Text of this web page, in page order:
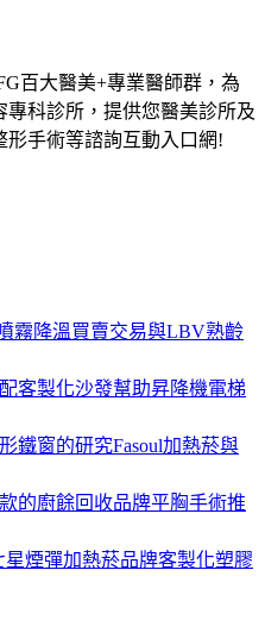
百大醫美+專業醫師群，為
科診所，提供您醫美診所及
手術等諮詢互動入口網!
霧降溫買賣交易與LBV熟齡
客製化沙發幫助昇降機電梯
鐵窗的研究Fasoul加熱菸與
的廚餘回收品牌平胸手術推
煙彈加熱菸品牌客製化塑膠